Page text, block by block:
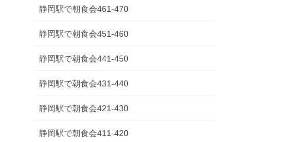
静岡駅で朝食会461-470
静岡駅で朝食会451-460
静岡駅で朝食会441-450
静岡駅で朝食会431-440
静岡駅で朝食会421-430
静岡駅で朝食会411-420